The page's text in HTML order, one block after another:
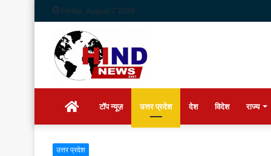
Friday, August 7 2026
Homeटॉप न्यूज़ उत्तर प्रदेश देश विदेश राज्य
उत्तर प्रदेश